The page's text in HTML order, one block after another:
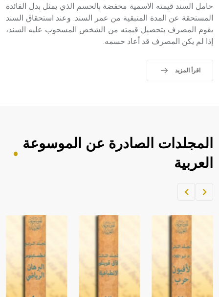
حامل السند قيمته الاسمية مخفضة بالحسم الذي يمثل بدل الفائدة
المستحقة عن المدة المتبقية من عمر السند. وعند استحقاق السند
يقوم المصرف بتحصيل قيمته من الشخص المسحوب عليه السند،
إذا لم يكن المصرف قد أعاد حسمه.
اقرأ المزيد
المجلدات الصادرة عن الموسوعة
العربية